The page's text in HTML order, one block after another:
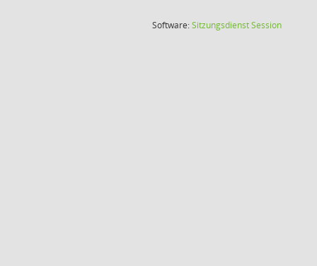
Software:SitzungsdienstSession(Wird in